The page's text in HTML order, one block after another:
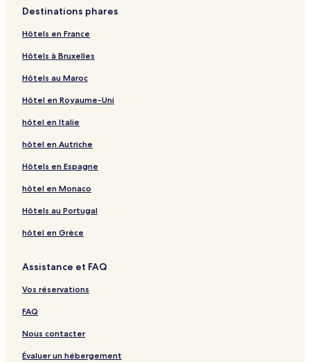
Destinations phares
Hôtels en France
Hôtels à Bruxelles
Hôtels au Maroc
Hôtel en Royaume-Uni
hôtel en Italie
hôtel en Autriche
Hôtels en Espagne
hôtel en Monaco
Hôtels au Portugal
hôtel en Grèce
Assistance et FAQ
Vos réservations
FAQ
Nous contacter
Évaluer un hébergement